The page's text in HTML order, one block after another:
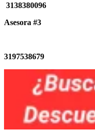
3138380096
Asesora #3
3197538679